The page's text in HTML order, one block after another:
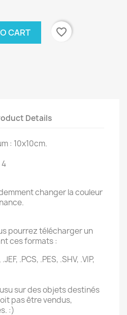
CART favorite_border
Details
: 10x10cm.
changer la couleur
pourrez télécharger un
ces formats :
.PCS, .PES, .SHV, .VIP,
sur des objets destinés
pas être vendus,
:)